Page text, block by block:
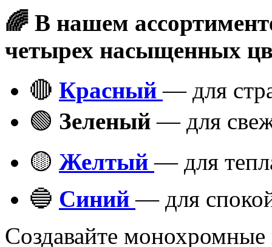
🌈 В нашем
четырех насыщенных
🔴 Красный — для
🟢 Зеленый — для
🟡 Желтый — для
🔵 Синий — для
Создавайте